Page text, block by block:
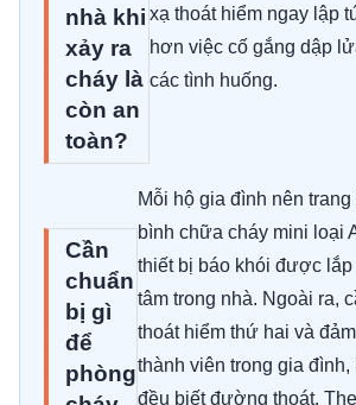
nhà khi
xảy ra
cháy là
còn an
toàn?
xạ thoát hiểm ngay lập
hơn việc cố gắng dập
các tình huống.
Cần
chuẩn
bị gì
để
phòng
Mỗi hộ gia đình nên
bình chữa cháy mini loại
thiết bị báo khói được lắp
tâm trong nhà. Ngoài ra,
thoát hiểm thứ hai và
thành viên trong gia đình,
đều biết đường thoát.